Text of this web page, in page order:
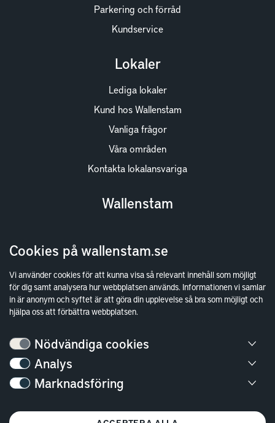
Cookies på wallenstam.se
Vi använder cookies för att kunna visa så relevant innehåll som möjligt
för dig samt analysera hur webbplatsen används. Informationen vi samlar
in är anonym och syftet är att göra din upplevelse så bra som möjligt och
hjälpa oss att förbättra webbplatsen.
Nödvändiga cookies
Analys
Marknadsföring
Parkering och förråd
Kundservice
Lokaler
Lediga lokaler
Kund hos Wallenstam
Vanliga frågor
Våra områden
Kontakta lokalansvariga
Wallenstam
Finansiella rapporter
Sök fakturamottagare
Våra fastigheter
Hållbarhet
Kundservice